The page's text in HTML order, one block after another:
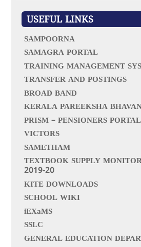
USEFUL LINKS
SAMPOORNA
SAMAGRA PORTAL
TRAINING MANAGEMENT
TRANSFER AND POSTINGS
BROAD BAND
KERALA PAREEKSHA
PRISM – PENSIONERS PORTAL
VICTORS
SAMETHAM
TEXTBOOK SUPPLY
2019-20
KITE DOWNLOADS
SCHOOL WIKI
iEXaMS
SSLC
GENERAL EDUCATION